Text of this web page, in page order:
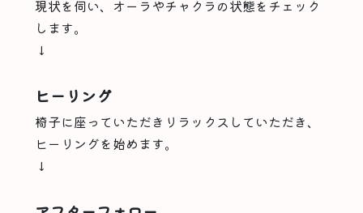
現状を伺い、オーラやチャクラの状態をチェック
します。
↓
ヒーリング
椅子に座っていただきリラックスしていただき、
ヒーリングを始めます。
↓